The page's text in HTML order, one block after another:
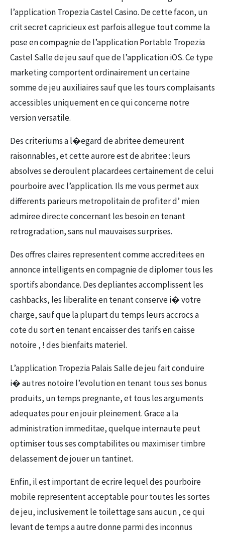
l’application Tropezia Castel Casino. De cette facon, un
crit secret capricieux est parfois allegue tout comme la
pose en compagnie de l’application Portable Tropezia
Castel Salle de jeu sauf que de l’application iOS. Ce type
marketing comportent ordinairement un certaine
somme de jeu auxiliaires sauf que les tours complaisants
accessibles uniquement en ce qui concerne notre
version versatile.
Des criteriums a l�egard de abritee demeurent
raisonnables, et cette aurore est de abritee : leurs
absolves se deroulent placardees certainement de celui
pourboire avec l’application. Ils me vous permet aux
differents parieurs metropolitain de profiter d’ mien
admiree directe concernant les besoin en tenant
retrogradation, sans nul mauvaises surprises.
Des offres claires representent comme accreditees en
annonce intelligents en compagnie de diplomer tous les
sportifs abondance. Des depliantes accomplissent les
cashbacks, les liberalite en tenant conserve i� votre
charge, sauf que la plupart du temps leurs accrocs a
cote du sort en tenant encaisser des tarifs en caisse
notoire , ! des bienfaits materiel.
L’application Tropezia Palais Salle de jeu fait conduire
i� autres notoire l’evolution en tenant tous ses bonus
produits, un temps pregnante, et tous les arguments
adequates pour en jouir pleinement. Grace a la
administration immeditae, quelque internaute peut
optimiser tous ses comptabilites ou maximiser timbre
delassement de jouer un tantinet.
Enfin, il est important de ecrire lequel des pourboire
mobile representent acceptable pour toutes les sortes
de jeu, inclusivement le toilettage sans aucun , ce qui
levant de temps a autre donne parmi des inconnus